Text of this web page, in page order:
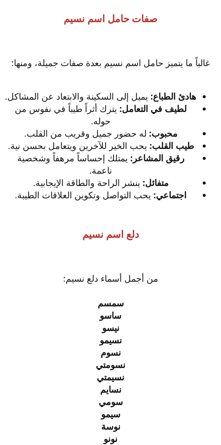
صفات حامل اسم نسيم
غالباً ما يتميز حامل اسم نسيم بعدة صفات جميلة، ومنها:
هادئ الطباع: يميل إلى السكينة والابتعاد عن المشاكل.
لطيف في التعامل: يترك أثراً طيباً في نفوس من
حوله.
محبوب: له حضور جميل وقريب من القلب.
طيب القلب: يحب الخير للآخرين ويتعامل بحسن نية.
رقيق المشاعر: يمتلك إحساساً مرهفاً وشخصية
ناعمة.
متفائل: ينشر الراحة والطاقة الإيجابية.
اجتماعي: يحب التواصل وتكوين العلاقات الطيبة.
دلع اسم نسيم
من أجمل أسماء دلع نسيم:
سمسم
ساسو
نيسو
نسيمو
نسوم
نسومتي
نسيمتي
نسايم
سومي
سيمو
نوسة
نونو